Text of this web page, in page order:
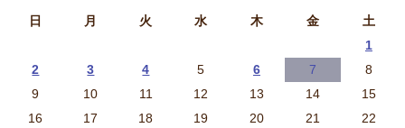
日
月 火 水 木 金 土
1
2
3 4 5 6 7
8
9
10 11 12 13 14
15
16
17 18 19 20 21
22